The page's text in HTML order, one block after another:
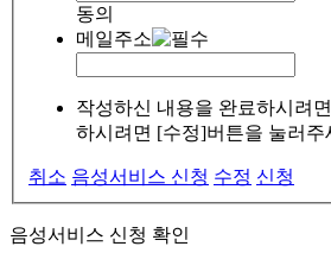
동의
메일주소
작성하신 내용을 완료하시려
하시려면 [수정]버튼을 눌러주
취소 음성서비스 신청 수정 신청
음성서비스 신청 확인